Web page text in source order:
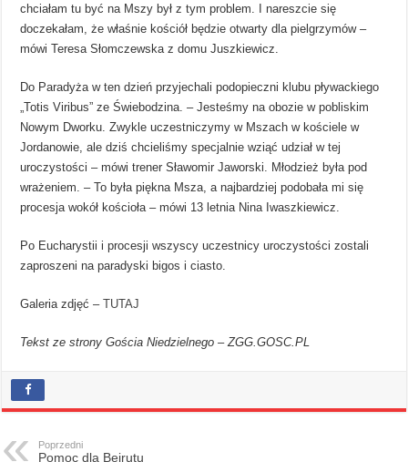
chciałam tu być na Mszy był z tym problem. I nareszcie się
doczekałam, że właśnie kościół będzie otwarty dla pielgrzymów –
mówi Teresa Słomczewska z domu Juszkiewicz.
Do Paradyża w ten dzień przyjechali podopieczni klubu pływackiego
„Totis Viribus” ze Świebodzina. – Jesteśmy na obozie w pobliskim
Nowym Dworku. Zwykle uczestniczymy w Mszach w kościele w
Jordanowie, ale dziś chcieliśmy specjalnie wziąć udział w tej
uroczystości – mówi trener Sławomir Jaworski. Młodzież była pod
wrażeniem. – To była piękna Msza, a najbardziej podobała mi się
procesja wokół kościoła – mówi 13 letnia Nina Iwaszkiewicz.
Po Eucharystii i procesji wszyscy uczestnicy uroczystości zostali
zaproszeni na paradyski bigos i ciasto.
Galeria zdjęć –TUTAJ
Tekst ze strony Gościa Niedzielnego – ZGG.GOSC.PL
Poprzedni
Pomoc dla Bejrutu